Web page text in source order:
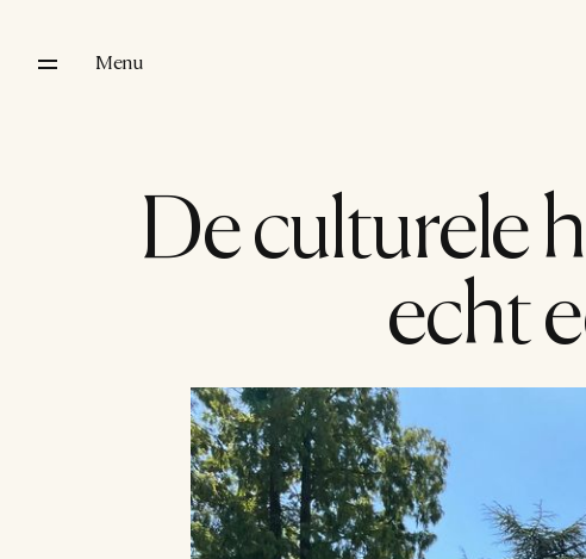
Menu
De culturele
echt